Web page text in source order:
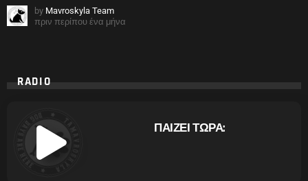
by Mavroskyla Team
πριν περίπου ένα μήνα
RADIO
ΠΑΙΖΕΙ ΤΩΡΑ: